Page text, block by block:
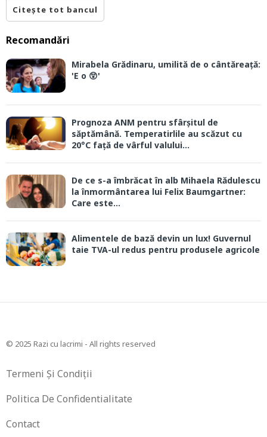
Citește tot bancul
Recomandări
Mirabela Grădinaru, umilită de o cântăreață:
'E o 😲'
Prognoza ANM pentru sfârșitul de
săptămână. Temperatirlile au scăzut cu
20°C față de vârful valului...
De ce s-a îmbrăcat în alb Mihaela Rădulescu
la înmormântarea lui Felix Baumgartner:
Care este...
Alimentele de bază devin un lux! Guvernul
taie TVA-ul redus pentru produsele agricole
© 2025 Razi cu lacrimi - All rights reserved
Termeni Și Condiții
Politica De Confidentialitate
Contact